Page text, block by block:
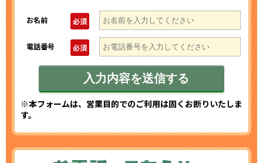
お名前 必須
電話番号 必須
※本フォームは、営業目的でのご利用は固くお断りいたしま
す。